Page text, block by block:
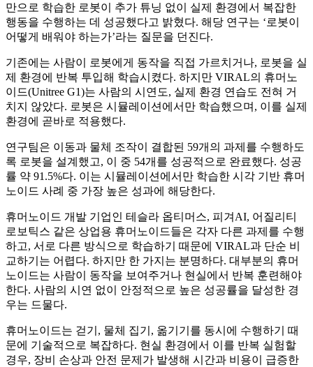
만으로 학습한 로봇이 추가 튜닝 없이 실제 환경에서 복잡한
행동을 수행하는 데 성공했다고 밝혔다. 해당 연구는 ‘로봇이
어떻게 배워야 하는가’라는 질문을 던진다.
기존에는 사람이 로봇에게 동작을 직접 가르치거나, 로봇을 실
제 환경에 반복 투입해 학습시켰다. 하지만 VIRAL의 휴머노
이드(Unitree G1)는 사람의 시연도, 실제 환경 연습도 전혀 거
치지 않았다. 로봇은 시뮬레이션에서만 학습했으며, 이를 실제
환경에 곧바로 적용했다.
연구팀은 이동과 물체 조작이 결합된 59개의 과제를 수행하도
록 로봇을 설계했고, 이 중 54개를 성공적으로 완료했다. 성공
률 약 91.5%다. 이는 시뮬레이션에서만 학습한 시각 기반 휴머
노이드 사례 중 가장 높은 성과에 해당한다.
휴머노이드 개발 기업인 테슬라 옵티머스, 피겨AI, 어질리티
로보틱스 같은 상업용 휴머노이드들은 각자 다른 과제를 수행
하고, 서로 다른 방식으로 학습하기 때문에 VIRAL과 단순 비
교하기는 어렵다. 하지만 한 가지는 분명하다. 대부분의 휴머
노이드는 사람이 동작을 보여주거나 현실에서 반복 훈련해야
한다. 사람의 시연 없이 안정적으로 높은 성공률을 달성한 경
우는 드물다.
휴머노이드는 걷기, 물체 집기, 옮기기를 동시에 수행하기 때
문에 기술적으로 복잡하다. 현실 환경에서 이를 반복 실험할
경우, 장비 손상과 안전 문제가 발생해 시간과 비용이 급증한